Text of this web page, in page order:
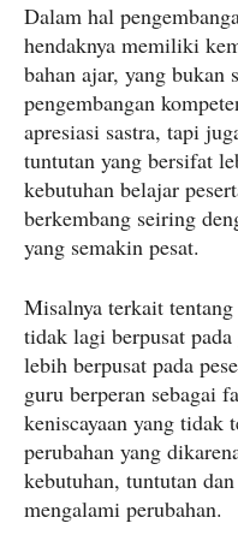
Dalam hal
hendaknya memiliki
bahan ajar, yang bukan
pengembangan
apresiasi sastra, tapi
tuntutan yang bersifat
kebutuhan belajar
berkembang seiring
yang semakin pesat.
Misalnya terkait
tidak lagi berpusat
lebih berpusat pada
guru berperan sebagai
keniscayaan yang tidak
perubahan yang
kebutuhan, tuntutan
mengalami perubahan.